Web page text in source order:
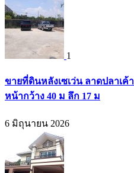
1
ขายที่ดินหลังเซเว่น ลาดปลาเค้
หน้ากว้าง 40 ม ลึก 17 ม
6 มิถุนายน 2026